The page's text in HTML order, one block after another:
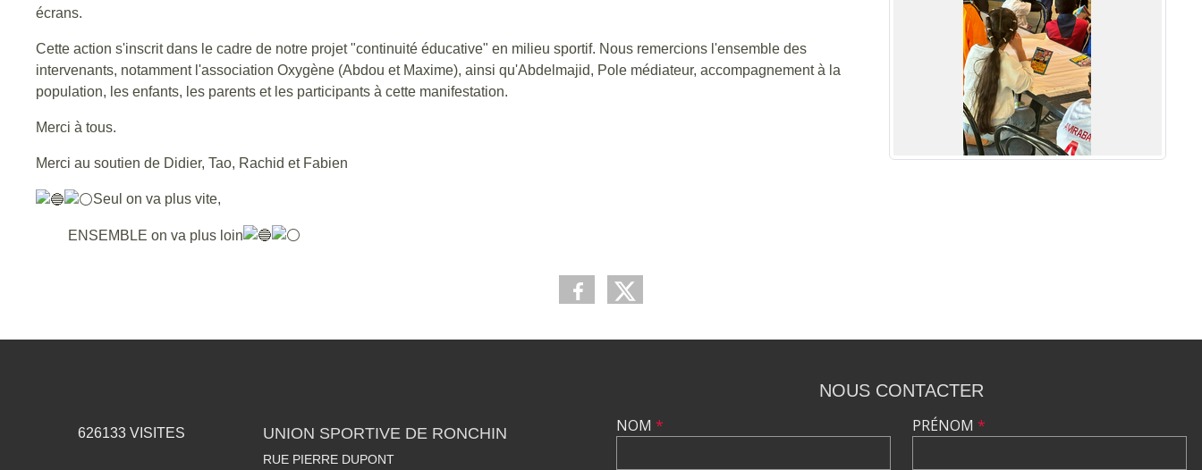
écrans.
Cette action s'inscrit dans le cadre de notre projet "continuité éducative" en milieu sportif. Nous remercions l'ensemble des
intervenants, notamment l'association Oxygène (Abdou et Maxime), ainsi qu'Abdelmajid, Pole médiateur, accompagnement à la
population, les enfants, les parents et les participants à cette manifestation.
Merci à tous.
Merci au soutien de Didier, Tao, Rachid et Fabien
Seul on va plus vite,
ENSEMBLE on va plus loin
626133 VISITES UNION SPORTIVE DE RONCHIN
RUE PIERRE DUPONT
NOUS CONTACTER
NOM * PRÉNOM *